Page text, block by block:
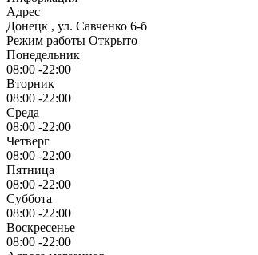
Адрес
Донецк , ул. Савченко 6-б
Режим работы Открыто
Понедельник
08:00 -22:00
Вторник
08:00 -22:00
Среда
08:00 -22:00
Четверг
08:00 -22:00
Пятница
08:00 -22:00
Суббота
08:00 -22:00
Воскресенье
08:00 -22:00